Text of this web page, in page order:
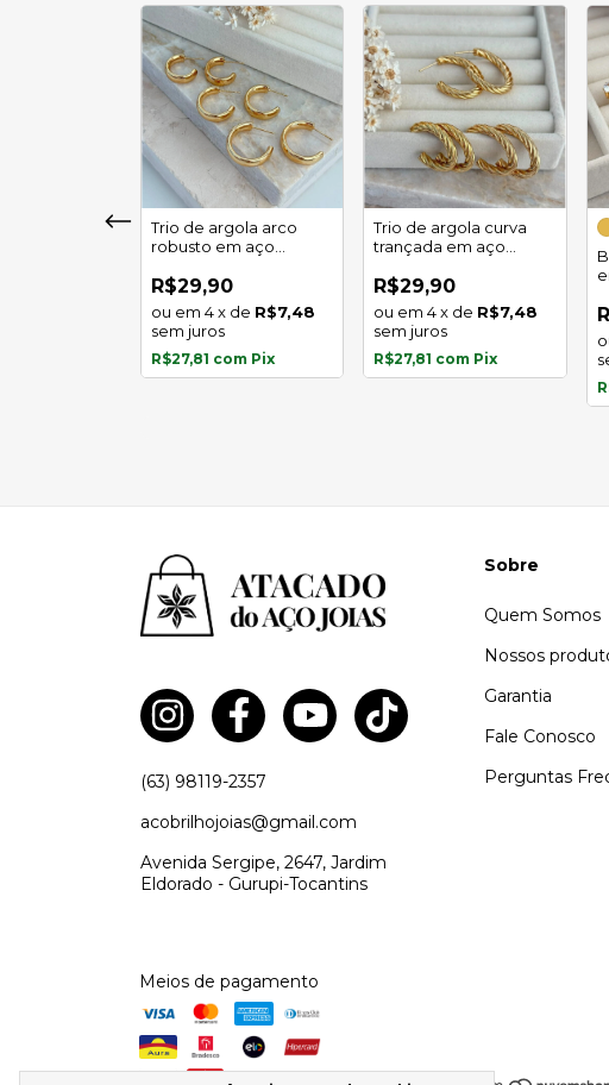
Trio de argola arco
robusto em aço
R$29,90
4x de R$7,48
sem juros
R$27,81 com Pix
Trio de argola curva
trançada em aço
R$29,90
4 x de R$7,48
sem juros
R$27,81 com Pix
(63) 98119-2357
acobrilhojoias@gmail.com
Avenida Sergipe, 2647, Jardim
Eldorado - Gurupi-Tocantins
Sobre
Quem Somos
Nossos
Garantia
Fale Conosco
Perguntas
Meios de pagamento